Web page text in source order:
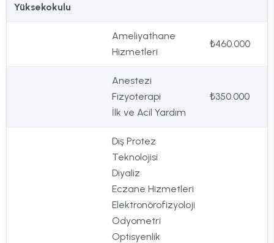
Yüksekokulu
Ameliyathane
Hizmetleri
₺460.000
Anestezi
Fizyoterapi
İlk ve Acil Yardım
₺350.000
Diş Protez
Teknolojisi
Diyaliz
Eczane Hizmetleri
Elektronörofizyoloji
Odyometri
Optisyenlik